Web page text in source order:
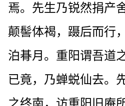
焉。先生乃锐然捐产
颠髻体褐，蹑后而行
泊朞月。重阳谓吾道
已竟，乃蝉蜕仙去。